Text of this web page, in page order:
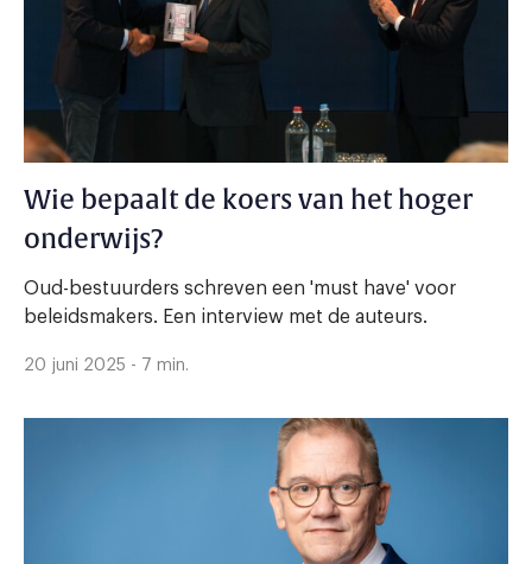
Wie bepaalt de koers van het hoger
onderwijs?
Oud-bestuurders schreven een 'must have' voor
beleidsmakers. Een interview met de auteurs.
20 juni 2025 - 7 min.